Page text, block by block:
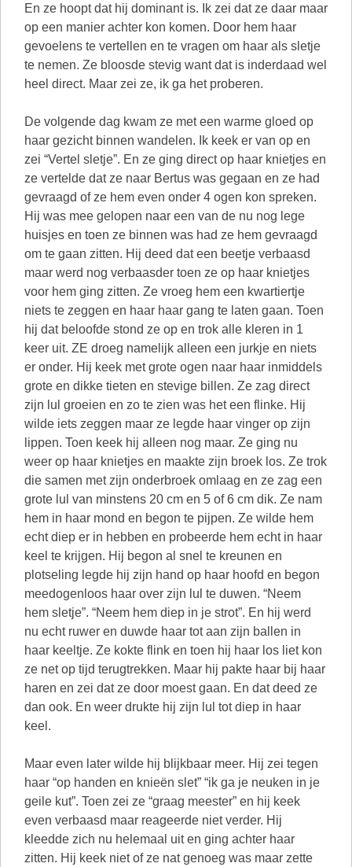
En ze hoopt dat hij dominant is. Ik zei dat ze daar maar
op een manier achter kon komen. Door hem haar
gevoelens te vertellen en te vragen om haar als sletje
te nemen. Ze bloosde stevig want dat is inderdaad wel
heel direct. Maar zei ze, ik ga het proberen.
De volgende dag kwam ze met een warme gloed op
haar gezicht binnen wandelen. Ik keek er van op en
zei “Vertel sletje”. En ze ging direct op haar knietjes en
ze vertelde dat ze naar Bertus was gegaan en ze had
gevraagd of ze hem even onder 4 ogen kon spreken.
Hij was mee gelopen naar een van de nu nog lege
huisjes en toen ze binnen was had ze hem gevraagd
om te gaan zitten. Hij deed dat een beetje verbaasd
maar werd nog verbaasder toen ze op haar knietjes
voor hem ging zitten. Ze vroeg hem een kwartiertje
niets te zeggen en haar haar gang te laten gaan. Toen
hij dat beloofde stond ze op en trok alle kleren in 1
keer uit. ZE droeg namelijk alleen een jurkje en niets
er onder. Hij keek met grote ogen naar haar inmiddels
grote en dikke tieten en stevige billen. Ze zag direct
zijn lul groeien en zo te zien was het een flinke. Hij
wilde iets zeggen maar ze legde haar vinger op zijn
lippen. Toen keek hij alleen nog maar. Ze ging nu
weer op haar knietjes en maakte zijn broek los. Ze trok
die samen met zijn onderbroek omlaag en ze zag een
grote lul van minstens 20 cm en 5 of 6 cm dik. Ze nam
hem in haar mond en begon te pijpen. Ze wilde hem
echt diep er in hebben en probeerde hem echt in haar
keel te krijgen. Hij begon al snel te kreunen en
plotseling legde hij zijn hand op haar hoofd en begon
meedogenloos haar over zijn lul te duwen. “Neem
hem sletje”. “Neem hem diep in je strot”. En hij werd
nu echt ruwer en duwde haar tot aan zijn ballen in
haar keeltje. Ze kokte flink en toen hij haar los liet kon
ze net op tijd terugtrekken. Maar hij pakte haar bij haar
haren en zei dat ze door moest gaan. En dat deed ze
dan ook. En weer drukte hij zijn lul tot diep in haar
keel.
Maar even later wilde hij blijkbaar meer. Hij zei tegen
haar “op handen en knieën slet” “ik ga je neuken in je
geile kut”. Toen zei ze “graag meester” en hij keek
even verbaasd maar reageerde niet verder. Hij
kleedde zich nu helemaal uit en ging achter haar
zitten. Hij keek niet of ze nat genoeg was maar zette